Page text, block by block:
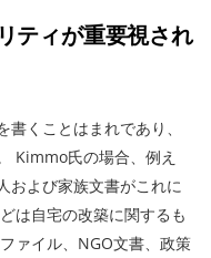
ティが重要視され
くことはまれであり、
Kimmo氏の場合、例え
および家族文書がこれに
は自宅の改築に関するも
ァイル、NGO文書、政策